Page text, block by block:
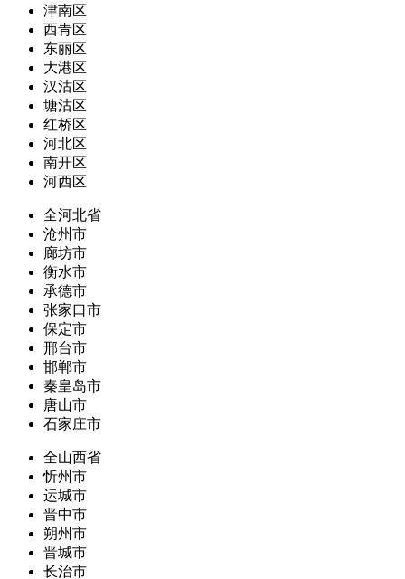
津南区
西青区
东丽区
大港区
汉沽区
塘沽区
红桥区
河北区
南开区
河西区
全河北省
沧州市
廊坊市
衡水市
承德市
张家口市
保定市
邢台市
邯郸市
秦皇岛市
唐山市
石家庄市
全山西省
忻州市
运城市
晋中市
朔州市
晋城市
长治市